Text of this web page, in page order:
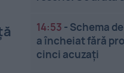
14:53 - Schema
a încheiat fără
cinci acuzați